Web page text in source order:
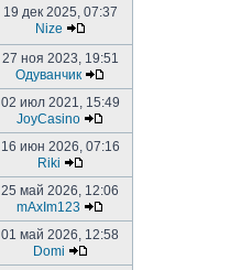
19 дек 2025, 07:37
Nize
27 ноя 2023, 19:51
Одуванчик
02 июл 2021, 15:49
JoyCasino
16 июн 2026, 07:16
Riki
25 май 2026, 12:06
mAxIm123
01 май 2026, 12:58
Domi